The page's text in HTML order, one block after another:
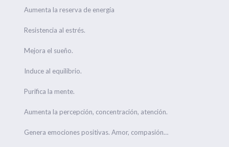
Aumenta la reserva de energía
Resistencia al estrés.
Mejora el sueño.
Induce al equilibrio.
Purifica la mente.
Aumenta la percepción, concentración, atención.
Genera emociones positivas. Amor, compasión…